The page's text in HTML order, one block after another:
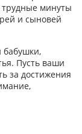
минуты
и сыновей
Пусть ваши
за достижения